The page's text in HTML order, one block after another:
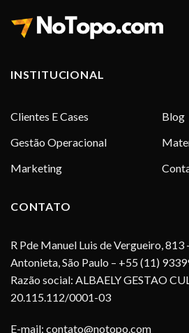
INSTITUCIONAL
Clientes E Cases
Gestão Operacional
Marketing
Blog
CONTATO
R Pde Manuel Luis de Vergueiro, 813
Antonieta, São Paulo – +55 (11)
Razão social: ALBAELY GESTAO
20.115.112/0001-03
E-mail: contato@notopo.com